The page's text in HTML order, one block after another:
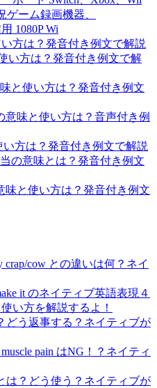
ゲーム録画機器、
1080P Wi
方は？発音付き例文で解説
い方は？発音付き例文で解
と使い方は？発音付き例文
意味と使い方は？音声付き例
い方は？発音付き例文で解説
当の意味とは？発音付き例文
味と使い方は？発音付き例文
cow との違いは何？ネイ
it のネイティブ英語表現４
い方を解説するよ！
どう返事する？ネイティブが
pain はNG！？ネイティ
は？どう使う？ネイティブが